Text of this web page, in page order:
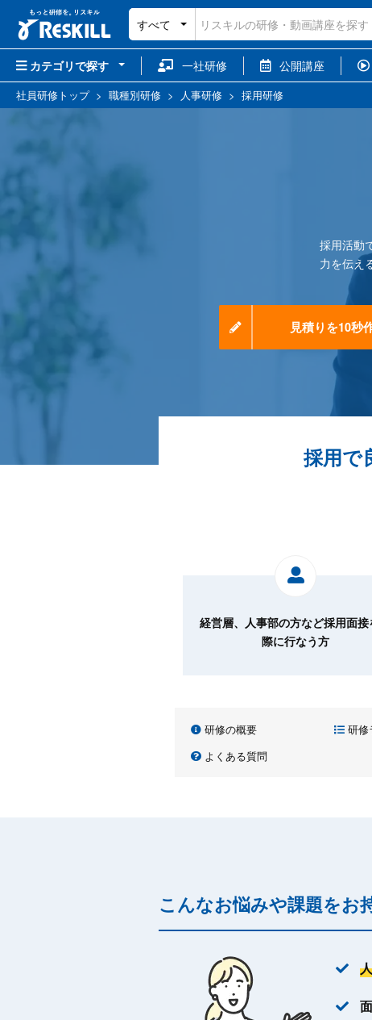
すべて
カテゴリで探す 一社研修 公開講座
社員研修トップ> 職種別研修 > 人事研修 > 採用研修
採用活動
力を伝え
見積りを10秒
採用で
経営層、人事部の方など採用面接
際に行なう方
研修の概要 研修
よくある質問
こんなお悩みや課題をお